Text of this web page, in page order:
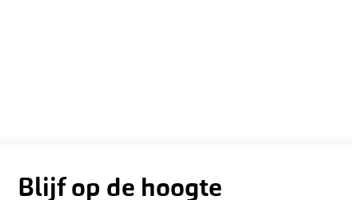
Blijf op de hoogte